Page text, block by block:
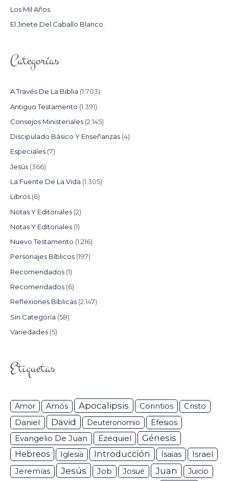
:Los Mil Años.
El Jinete Del Caballo Blanco.
Categorías
A Través De La Biblia (1.703)
Antiguo Testamento (1.391)
Consejos Ministeriales (2.145)
Discipulado Básico Y Enseñanzas (4)
Especiales (7)
Jesús (366)
La Fuente De La Vida (1.305)
Libros (6)
Notas Y Editoriales (2)
Notas Y Editoriales (1)
Nuevo Testamento (1.216)
Personajes Bíblicos (197)
Recomendados (1)
Recomendados (6)
Reflexiones Bíblicas (2.147)
Sin Categoría (58)
Variedades (5)
Etiquetas
Amor Amós Apocalipsis Corintios Cristo
Daniel David Deuteronomio Efesios
Evangelio De Juan Ezequiel
Génesis
Hebreos
Iglesia Introducción Isaias Israel
Jeremías Jesús Job Josué Juan
Juicio